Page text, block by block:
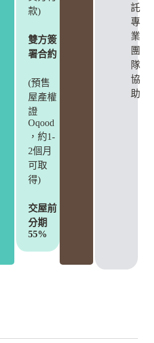
款)
雙方簽
署合約
(預售
屋產權
證
Oqood
，約1-
2個月
可取
得)
交屋前
分期
55%
託
專
業
團
隊
協
助